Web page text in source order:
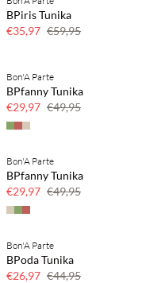
40 % Rabatt
BPiris Tunika
€35,97 €59,95
40 % Rabatt
Bon'A Parte
BPfanny Tunika
€29,97 €49,95
40 % Rabatt
Bon'A Parte
BPfanny Tunika
€29,97 €49,95
40 % Rabatt
Bon'A Parte
BPoda Tunika
€26,97 €44,95